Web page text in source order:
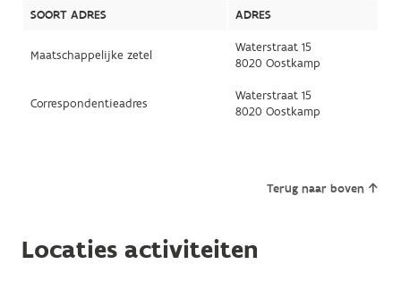
SOORT ADRES ADRES
Maatschappelijke zetel
Waterstraat 15
8020 Oostkamp
Correspondentieadres
Waterstraat 15
8020 Oostkamp
Terug naar boven
Locaties activiteiten